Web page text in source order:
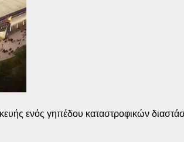
ενός γηπέδου καταστροφικών